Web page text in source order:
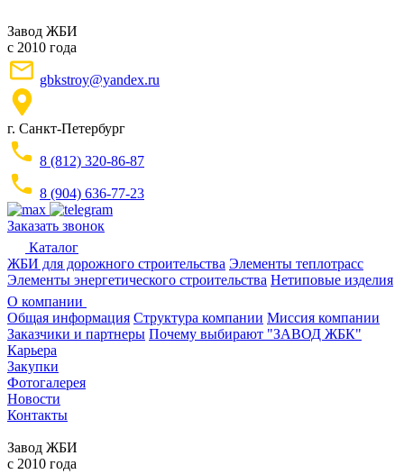
Завод ЖБИ
с 2010 года
gbkstroy@yandex.ru
г. Санкт-Петербург
8 (812) 320-86-87
8 (904) 636-77-23
Заказать звонок
Каталог
ЖБИ для дорожного строительства Элементы теплотрасс
Элементы энергетического строительства Нетиповые изделия
О компании
Общая информация Структура компании Миссия компании
Заказчики и партнеры Почему выбирают "ЗАВОД ЖБК"
Карьера
Закупки
Фотогалерея
Новости
Контакты
Завод ЖБИ
с 2010 года